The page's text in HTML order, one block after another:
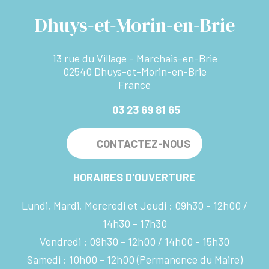
Dhuys-et-Morin-en-Brie
13 rue du Village - Marchais-en-Brie
02540 Dhuys-et-Morin-en-Brie
France
03 23 69 81 65
CONTACTEZ-NOUS
HORAIRES D'OUVERTURE
Lundi, Mardi, Mercredi et Jeudi : 09h30 - 12h00
14h30 - 17h30
Vendredi : 09h30 - 12h00
14h00 - 15h30
Samedi : 10h00 - 12h00 (Permanence du Maire)